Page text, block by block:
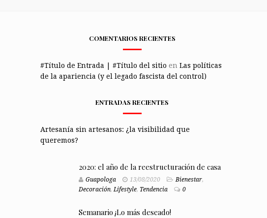
COMENTARIOS RECIENTES
#Título de Entrada | #Título del sitio en Las políticas
de la apariencia (y el legado fascista del control)
ENTRADAS RECIENTES
Artesanía sin artesanos: ¿la visibilidad que
queremos?
2020: el año de la reestructuración de casa
Guapologa 13/08/2020 Bienestar,
Decoración,Lifestyle, Tendencia 0
Semanario ¡Lo más deseado!